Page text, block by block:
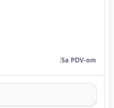
Sa PDV-om